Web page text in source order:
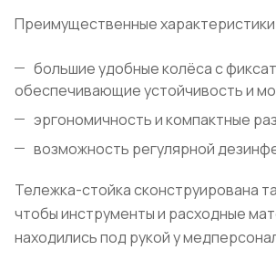
Преимущественные
большие удобные колёса с
обеспечивающие устойчивость и
эргономичность и компактные
возможность регулярной
Тележка-стойка сконструирована
чтобы инструменты и расходные
находились под рукой у